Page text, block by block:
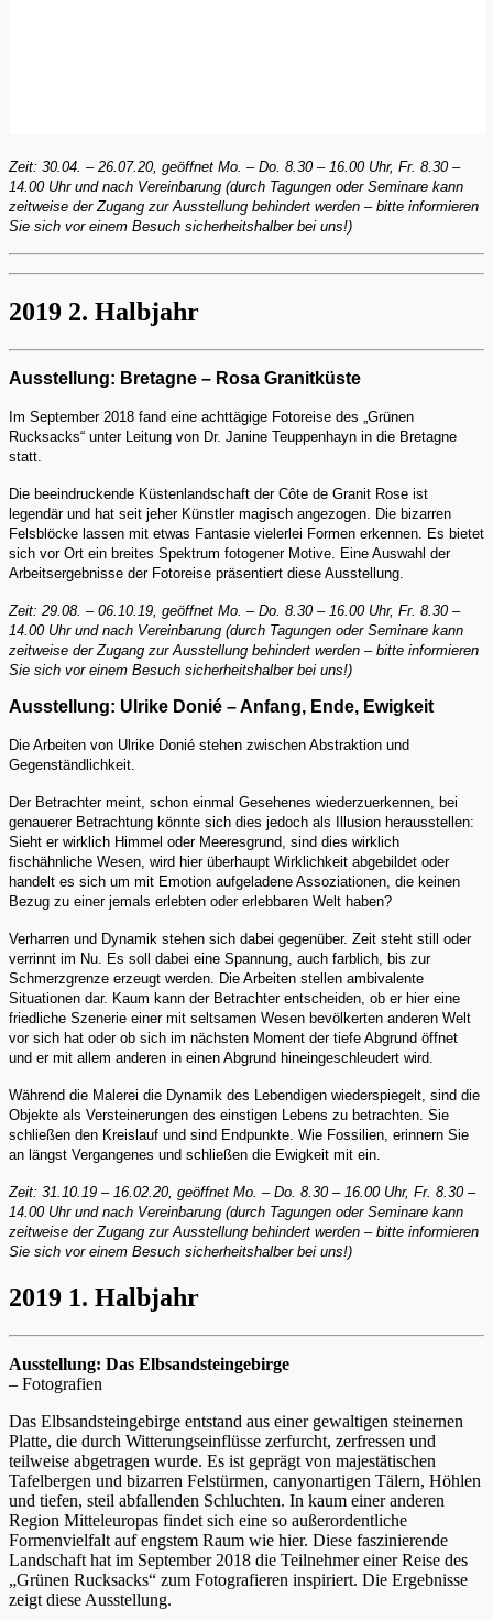
Zeit: 30.04. – 26.07.20, geöffnet Mo. – Do. 8.30 – 16.00 Uhr, Fr. 8.30 –
14.00 Uhr und nach Vereinbarung (durch Tagungen oder Seminare kann
zeitweise der Zugang zur Ausstellung behindert werden – bitte informieren
Sie sich vor einem Besuch sicherheitshalber bei uns!)
2019 2. Halbjahr
Ausstellung: Bretagne – Rosa Granitküste
Im September 2018 fand eine achttägige Fotoreise des „Grünen
Rucksacks“ unter Leitung von Dr. Janine Teuppenhayn in die Bretagne
statt.
Die beeindruckende Küstenlandschaft der Côte de Granit Rose ist
legendär und hat seit jeher Künstler magisch angezogen. Die bizarren
Felsblöcke lassen mit etwas Fantasie vielerlei Formen erkennen. Es bietet
sich vor Ort ein breites Spektrum fotogener Motive. Eine Auswahl der
Arbeitsergebnisse der Fotoreise präsentiert diese Ausstellung.
Zeit: 29.08. – 06.10.19, geöffnet Mo. – Do. 8.30 – 16.00 Uhr, Fr. 8.30 –
14.00 Uhr und nach Vereinbarung (durch Tagungen oder Seminare kann
zeitweise der Zugang zur Ausstellung behindert werden – bitte informieren
Sie sich vor einem Besuch sicherheitshalber bei uns!)
Ausstellung: Ulrike Donié – Anfang, Ende, Ewigkeit
Die Arbeiten von Ulrike Donié stehen zwischen Abstraktion und
Gegenständlichkeit.
Der Betrachter meint, schon einmal Gesehenes wiederzuerkennen, bei
genauerer Betrachtung könnte sich dies jedoch als Illusion herausstellen:
Sieht er wirklich Himmel oder Meeresgrund, sind dies wirklich
fischähnliche Wesen, wird hier überhaupt Wirklichkeit abgebildet oder
handelt es sich um mit Emotion aufgeladene Assoziationen, die keinen
Bezug zu einer jemals erlebten oder erlebbaren Welt haben?
Verharren und Dynamik stehen sich dabei gegenüber. Zeit steht still oder
verrinnt im Nu. Es soll dabei eine Spannung, auch farblich, bis zur
Schmerzgrenze erzeugt werden. Die Arbeiten stellen ambivalente
Situationen dar. Kaum kann der Betrachter entscheiden, ob er hier eine
friedliche Szenerie einer mit seltsamen Wesen bevölkerten anderen Welt
vor sich hat oder ob sich im nächsten Moment der tiefe Abgrund öffnet
und er mit allem anderen in einen Abgrund hineingeschleudert wird.
Während die Malerei die Dynamik des Lebendigen wiederspiegelt, sind die
Objekte als Versteinerungen des einstigen Lebens zu betrachten. Sie
schließen den Kreislauf und sind Endpunkte. Wie Fossilien, erinnern Sie
an längst Vergangenes und schließen die Ewigkeit mit ein.
Zeit: 31.10.19 – 16.02.20, geöffnet Mo. – Do. 8.30 – 16.00 Uhr, Fr. 8.30 –
14.00 Uhr und nach Vereinbarung (durch Tagungen oder Seminare kann
zeitweise der Zugang zur Ausstellung behindert werden – bitte informieren
Sie sich vor einem Besuch sicherheitshalber bei uns!)
2019 1. Halbjahr
Ausstellung: Das Elbsandsteingebirge
– Fotografien
Das Elbsandsteingebirge entstand aus einer gewaltigen steinernen
Platte, die durch Witterungseinflüsse zerfurcht, zerfressen und
teilweise abgetragen wurde. Es ist geprägt von majestätischen
Tafelbergen und bizarren Felstürmen, canyonartigen Tälern, Höhlen
und tiefen, steil abfallenden Schluchten. In kaum einer anderen
Region Mitteleuropas findet sich eine so außerordentliche
Formenvielfalt auf engstem Raum wie hier. Diese faszinierende
Landschaft hat im September 2018 die Teilnehmer einer Reise des
„Grünen Rucksacks“ zum Fotografieren inspiriert. Die Ergebnisse
zeigt diese Ausstellung.